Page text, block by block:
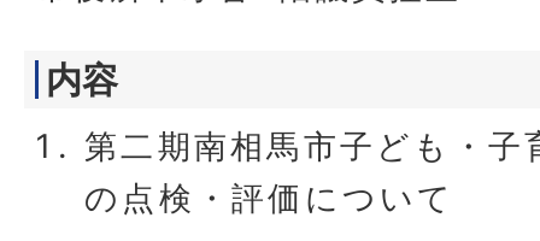
内容
第二期南相馬市子ども・子
の点検・評価について